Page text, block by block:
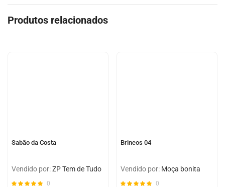
Produtos relacionados
Sabão da Costa
Vendido por:ZP Tem de Tudo
0
Brincos 04
Vendido por: Moça bonita
0